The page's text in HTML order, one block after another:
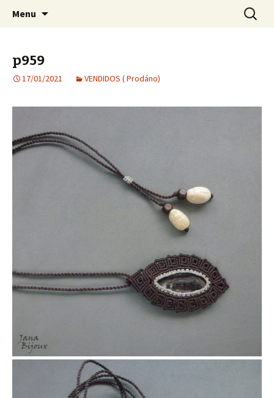
Jana Bijoux
Bijuteria artesanal
Menu
por:
p959
17/01/2021 VENDIDOS ( Prodáno)